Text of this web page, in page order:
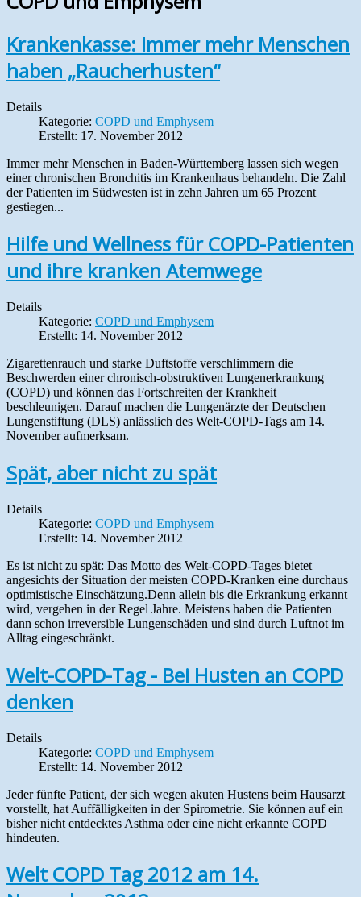
Krankenkasse: Immer mehr Menschen
haben „Raucherhusten“
Details
Kategorie: COPD und Emphysem
Erstellt: 17. November 2012
Immer mehr Menschen in Baden-Württemberg lassen sich wegen
einer chronischen Bronchitis im Krankenhaus behandeln. Die Zahl
der Patienten im Südwesten ist in zehn Jahren um 65 Prozent
gestiegen...
Hilfe und Wellness für COPD-Patienten
und ihre kranken Atemwege
Details
Kategorie: COPD und Emphysem
Erstellt: 14. November 2012
Zigarettenrauch und starke Duftstoffe verschlimmern die
Beschwerden einer chronisch-obstruktiven Lungenerkrankung
(COPD) und können das Fortschreiten der Krankheit
beschleunigen. Darauf machen die Lungenärzte der Deutschen
Lungenstiftung (DLS) anlässlich des Welt-COPD-Tags am 14.
November aufmerksam.
Spät, aber nicht zu spät
Details
Kategorie: COPD und Emphysem
Erstellt: 14. November 2012
Es ist nicht zu spät: Das Motto des Welt-COPD-Tages bietet
angesichts der Situation der meisten COPD-Kranken eine durchaus
optimistische Einschätzung.Denn allein bis die Erkrankung erkannt
wird, vergehen in der Regel Jahre. Meistens haben die Patienten
dann schon irreversible Lungenschäden und sind durch Luftnot im
Alltag eingeschränkt.
Welt-COPD-Tag - Bei Husten an COPD
denken
Details
Kategorie: COPD und Emphysem
Erstellt: 14. November 2012
Jeder fünfte Patient, der sich wegen akuten Hustens beim Hausarzt
vorstellt, hat Auffälligkeiten in der Spirometrie. Sie können auf ein
bisher nicht entdecktes Asthma oder eine nicht erkannte COPD
hindeuten.
Welt COPD Tag 2012 am 14.